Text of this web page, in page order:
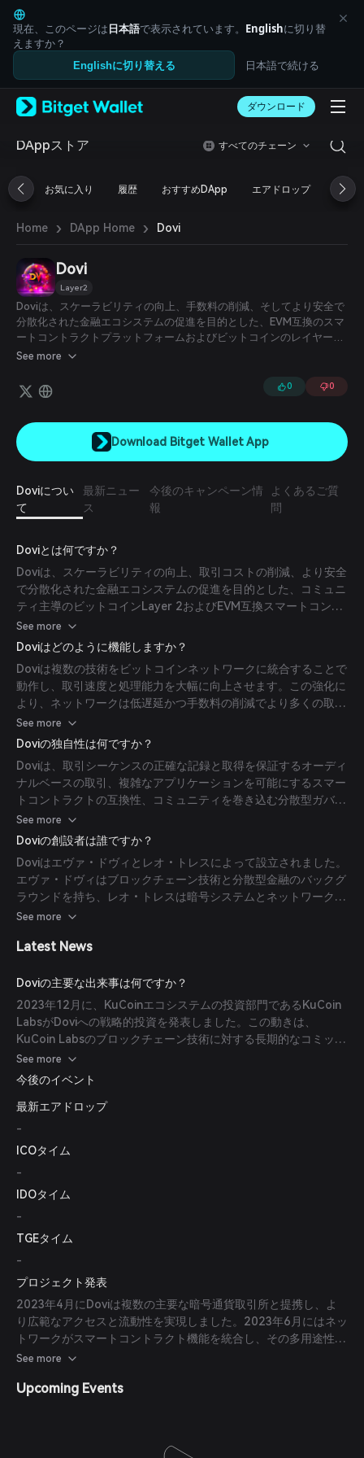
English
日本語
Tiếng Việt
Русский
Español (Latinoamérica)
Italiano
Deutsch
繁體中文
Português (Portugal)
ภาษาไทย
العربية
Español
Português (Brasil)
Español (Argentina)
現在、このページは日本語で表示されています。 Englishに切り替
えますか？
Englishに切り替える 日本語で続ける
ダウンロード
DAppストア すべてのチェーン
お気に入り 履歴 おすすめDApp エアドロップ DeFi
Home › DApp Home › Dovi
Dovi
Layer2
Doviは、スケーラビリティの向上、手数料の削減、そしてより安全で
分散化された金融エコシステムの促進を目的とした、EVM互換のスマ
ートコントラクトプラットフォームおよびビットコインのレイヤー2
です。
See more
0 0
Download Bitget Wallet App
Doviについ
て
最新ニュー
ス
今後のキャンペーン情
報
よくあるご質
問
Doviとは何ですか？
Doviは、スケーラビリティの向上、取引コストの削減、より安全
で分散化された金融エコシステムの促進を目的とした、コミュニ
ティ主導のビットコインLayer 2およびEVM互換スマートコント
ラクトプラットフォームです。ビットコインLayer 2のための革
新的なソリューションの構築に焦点を当て、BTCエコシステム内
でのユーザー体験と取引効率の最適化を目指しています。
See more
Doviはどのように機能しますか？
Doviは複数の技術をビットコインネットワークに統合することで
動作し、取引速度と処理能力を大幅に向上させます。この強化に
より、ネットワークは低遅延かつ手数料の削減でより多くの取引
を処理可能になります。主な特徴には、高度なスマートコントラ
クトのサポート、プライバシーと効率性を高めるためのシュノア
署名とマークリ化抽象構文木（MAST）の統合、他のブロックチ
ェーンネットワークとのシームレスな接続を可能にするクロスチ
ェーン機能、データ伝達負荷の軽減とプライバシー向上のための
クライアント側検証およびオフチェーンスケーリングが含まれま
す。
See more
Doviの独自性は何ですか？
Doviは、取引シーケンスの正確な記録と取得を保証するオーディ
ナルベースの取引、複雑なアプリケーションを可能にするスマー
トコントラクトの互換性、コミュニティを巻き込む分散型ガバナ
ンス、負荷増加時も性能を維持するスケーラビリティソリューシ
ョンにより際立っています。ユースケースには、ブロックチェー
ン内での効率的なDOVI取引、スマートコントラクトの相互作
用、ネットワークガバナンス参加、およびDOVIペイ機能を通じ
たアプリケーションとのシームレスな統合が含まれます。
See more
Doviの創設者は誰ですか？
Doviはエヴァ・ドヴィとレオ・トレスによって設立されました。
エヴァ・ドヴィはブロックチェーン技術と分散型金融のバックグ
ラウンドを持ち、レオ・トレスは暗号システムとネットワークセ
キュリティを専門としています。彼らは共に2023年2月にプロジ
の革命を目指しました。
See more
Latest News
Doviの主要な出来事は何ですか？
2023年12月に、KuCoinエコシステムの投資部門であるKuCoin
LabsがDoviへの戦略的投資を発表しました。この動きは、
KuCoin Labsのブロックチェーン技術に対する長期的なコミット
メントを示し、暗号業界の将来の発展に対する理解を強調してい
ます。この投資はDoviの核となる強みを認識し、BTCエコシステ
See more
今後のイベント
最新エアドロップ
-
ICOタイム
-
IDOタイム
-
TGEタイム
-
プロジェクト発表
2023年4月にDoviは複数の主要な暗号通貨取引所と提携し、よ
り広範なアクセスと流動性を実現しました。2023年6月にはネッ
トワークがスマートコントラクト機能を統合し、その多用途性と
応用範囲を拡大しました。2023年8月までにコミュニティガバナ
るようになりました。
See more
Upcoming Events